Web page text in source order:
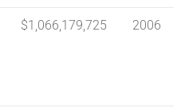
$1,066,179,725 2006